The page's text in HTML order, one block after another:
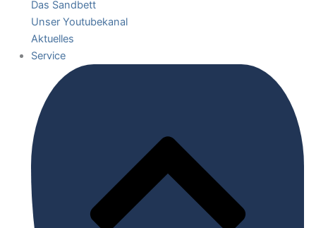
Das Sandbett
Unser Youtubekanal
Aktuelles
Service